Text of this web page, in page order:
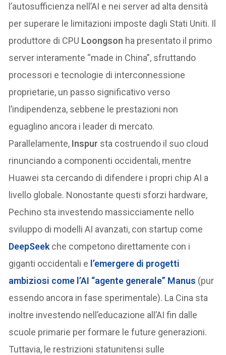
l’autosufficienza nell’AI e nei server ad alta densità
per superare le limitazioni imposte dagli Stati Uniti. Il
produttore di CPU Loongson ha presentato il primo
server interamente “made in China”, sfruttando
processori e tecnologie di interconnessione
proprietarie, un passo significativo verso
l’indipendenza, sebbene le prestazioni non
eguaglino ancora i leader di mercato.
Parallelamente, Inspur sta costruendo il suo cloud
rinunciando a componenti occidentali, mentre
Huawei sta cercando di difendere i propri chip AI a
livello globale. Nonostante questi sforzi hardware,
Pechino sta investendo massicciamente nello
sviluppo di modelli AI avanzati, con startup come
DeepSeek che competono direttamente con i
giganti occidentali e l’emergere di progetti
ambiziosi come l’AI “agente generale” Manus (pur
essendo ancora in fase sperimentale). La Cina sta
inoltre investendo nell’educazione all’AI fin dalle
scuole primarie per formare le future generazioni.
Tuttavia, le restrizioni statunitensi sulle